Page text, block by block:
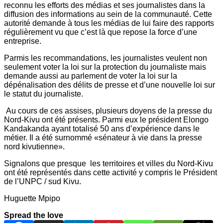
reconnu les efforts des médias et ses journalistes dans la
diffusion des informations au sein de la communauté. Cette
autorité demande à tous les médias de lui faire des rapports
régulièrement vu que c’est là que repose la force d’une
entreprise.
Parmis les recommandations, les journalistes veulent non
seulement voter la loi sur la protection du journaliste mais
demande aussi au parlement de voter la loi sur la
dépénalisation des délits de presse et d’une nouvelle loi sur
le statut du journaliste.
Au cours de ces assises, plusieurs doyens de la presse du
Nord-Kivu ont été présents. Parmi eux le président Elongo
Kandakanda ayant totalisé 50 ans d’expérience dans le
métier. Il a été surnommé «sénateur à vie dans la presse
nord kivutienne».
Signalons que presque les territoires et villes du Nord-Kivu
ont été représentés dans cette activité y compris le Président
de l’UNPC / sud Kivu.
Huguette Mpipo
Spread the love